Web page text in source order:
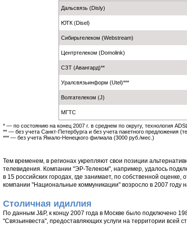
Дальсвязь (Disly)
ЮТК (Disel)
Сибирьтелеком (Webstream)
Центртелеком (Domolink)
СЗТ (Авангард)**
Уралсвязьинформ (Utel)***
Волгателеком (J)
МГТС
* — по состоянию на конец 2007 г. в среднем по округу, технология ADSL
** — без учета Санкт-Петербурга и без учета пакетного предложения
*** — без учета Ямало-Ненецкого филиала (3000 руб./мес.)
Тем временем, в регионах укрепляют свои позиции
телевидения. Компании "ЭР-Телеком", например, удалось
в 15 российских городах, где занимает, по собственной
компании "Национальные коммуникации" возросло в 2007 году
Столичная идиллия
По данным J&P, к концу 2007 года в Москве было подключено
"Связьинвеста", предоставляющих услуги на территории